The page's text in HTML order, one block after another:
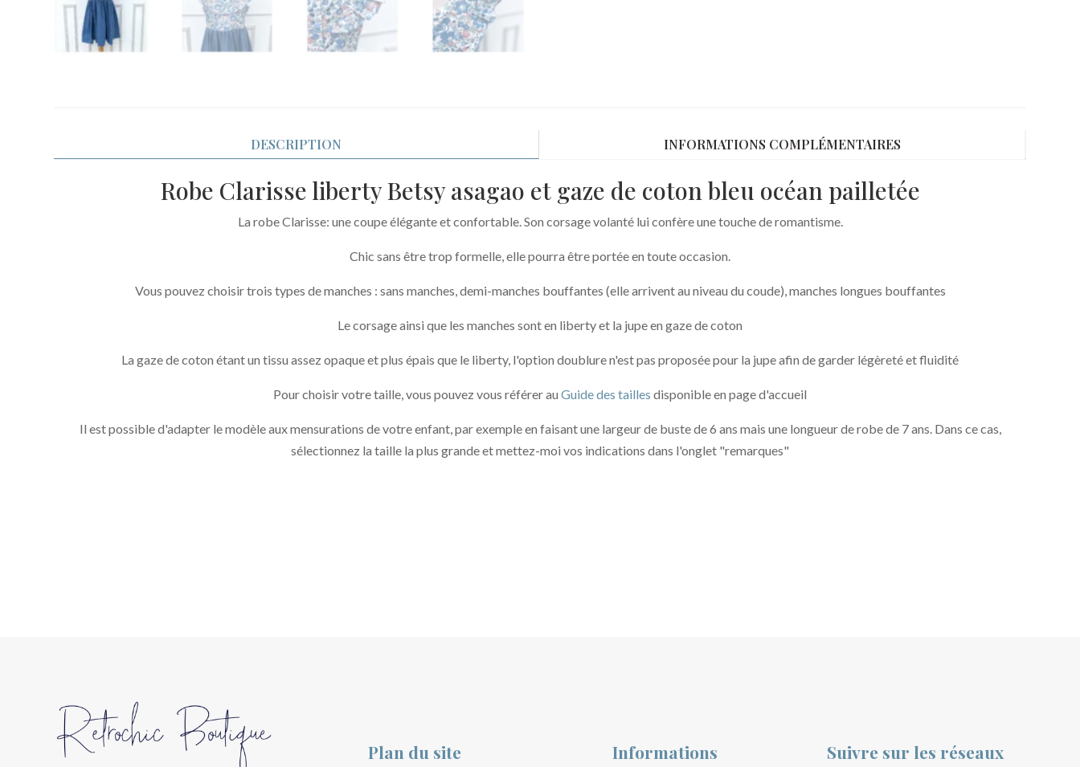
DESCRIPTION INFORMATIONS COMPLÉMENTAIRES
Robe Clarisse liberty Betsy asagao et gaze de coton bleu océan pailletée
La robe Clarisse: une coupe élégante et confortable. Son corsage volanté lui confère une touche de romantisme.
Chic sans être trop formelle, elle pourra être portée en toute occasion.
Vous pouvez choisir trois types de manches : sans manches, demi-manches bouffantes (elle arrivent au niveau du coude), manches longues bouffantes
Le corsage ainsi que les manches sont en liberty et la jupe en gaze de coton
La gaze de coton étant un tissu assez opaque et plus épais que le liberty, l'option doublure n'est pas proposée pour la jupe afin de garder légèreté et fluidité
Pour choisir votre taille, vous pouvez vous référer au Guide des tailles disponible en page d'accueil
Il est possible d'adapter le modèle aux mensurations de votre enfant, par exemple en faisant une largeur de buste de 6 ans mais une longueur de robe de 7 ans. Dans ce cas,
sélectionnez la taille la plus grande et mettez-moi vos indications dans l'onglet "remarques"
Plan du site Informations Suivre sur les réseaux